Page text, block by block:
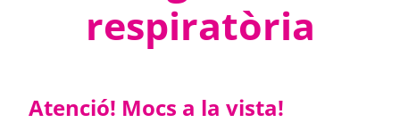
respiratòria
Atenció! Mocs a la vista!